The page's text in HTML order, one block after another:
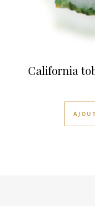
California